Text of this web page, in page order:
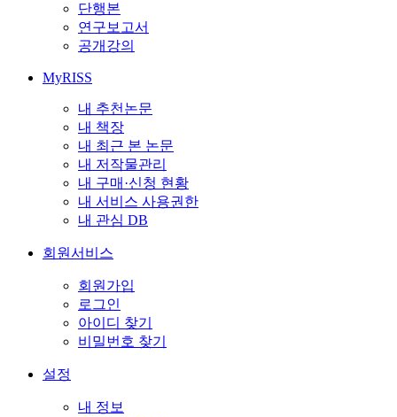
단행본
연구보고서
공개강의
MyRISS
내 추천논문
내 책장
내 최근 본 논문
내 저작물관리
내 구매·신청 현황
내 서비스 사용권한
내 관심 DB
회원서비스
회원가입
로그인
아이디 찾기
비밀번호 찾기
설정
내 정보